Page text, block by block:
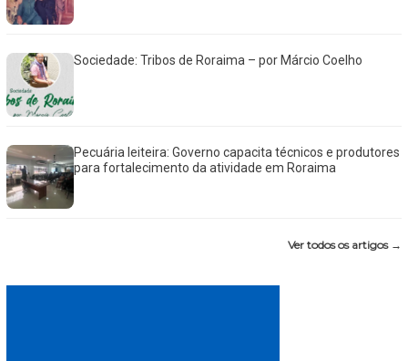
Sociedade: Tribos de Roraima – por Márcio Coelho
Pecuária leiteira: Governo capacita técnicos e produtores
para fortalecimento da atividade em Roraima
Ver todos os artigos →